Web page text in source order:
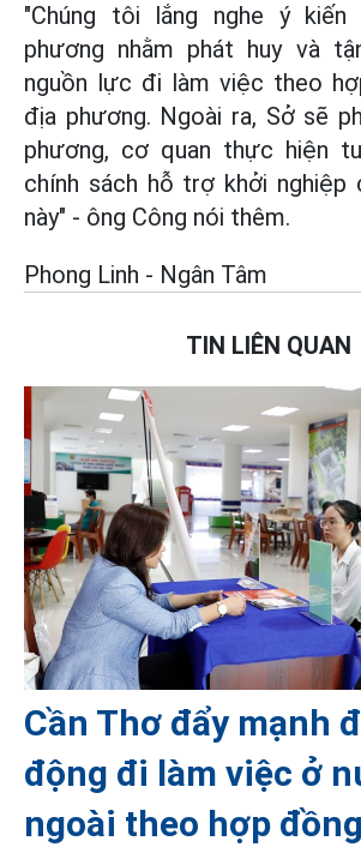
"Chúng tôi lắng nghe ý
phương nhằm phát huy và
nguồn lực đi làm việc theo
địa phương. Ngoài ra, Sở sẽ
phương, cơ quan thực hiện
chính sách hỗ trợ khởi
này" - ông Công nói thêm.
Phong Linh - Ngân Tâm
TIN LIÊN QUAN
Cần Thơ đẩy mạnh
động đi làm việc ở
ngoài theo hợp đồng